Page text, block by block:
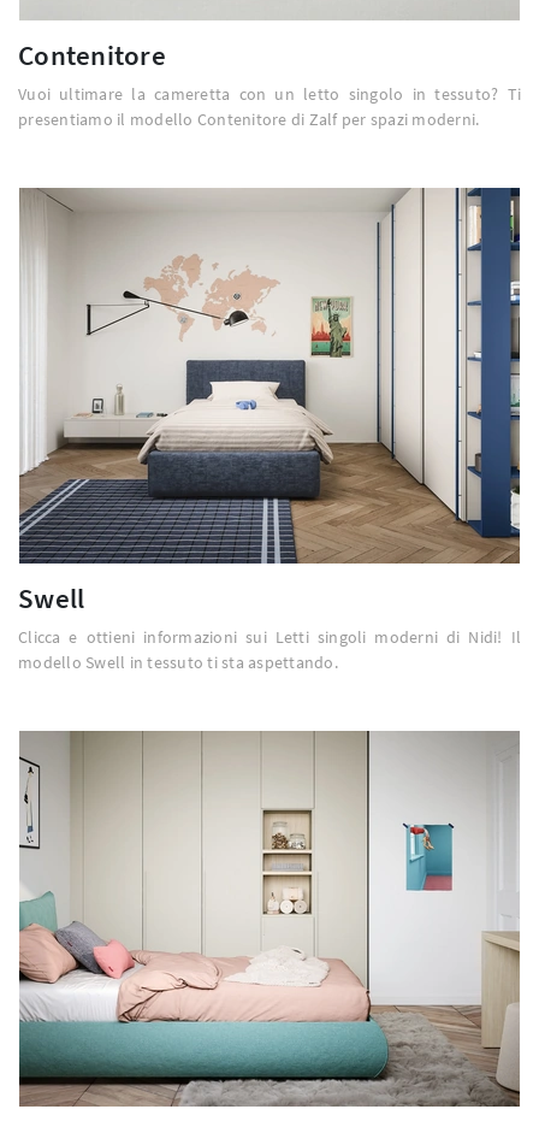
Contenitore
Vuoi ultimare la cameretta con un letto singolo in tessuto? Ti
presentiamo il modello Contenitore di Zalf per spazi moderni.
Swell
Clicca e ottieni informazioni sui Letti singoli moderni di Nidi! Il
modello Swell in tessuto ti sta aspettando.